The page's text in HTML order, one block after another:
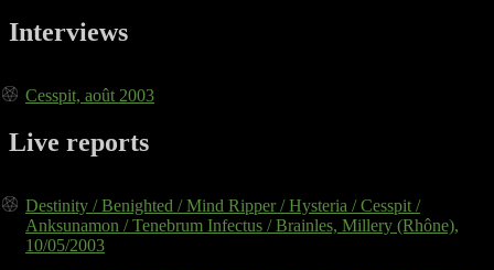
Interviews
Cesspit, août 2003
Live reports
Destinity / Benighted / Mind Ripper / Hysteria / Cesspit /
Anksunamon / Tenebrum Infectus / Brainles, Millery (Rhône),
10/05/2003